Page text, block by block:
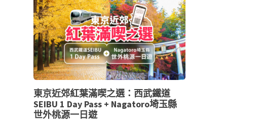
東京近郊紅葉滿喫之選：西武鐵道
SEIBU 1 Day Pass + Nagatoro埼玉縣
世外桃源一日遊